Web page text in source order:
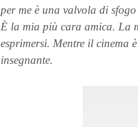
per me è una valvola di
È la mia più cara amica. La
esprimersi. Mentre il cinema
insegnante.